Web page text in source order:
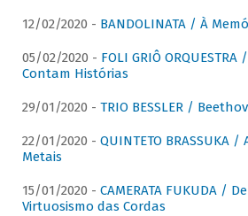
12/02/2020 - BANDOLINATA / À
05/02/2020 - FOLI GRIÔ ORQUESTRA
Contam Histórias
29/01/2020 - TRIO BESSLER /
22/01/2020 - QUINTETO BRASSUKA
Metais
15/01/2020 - CAMERATA FUKUDA /
Virtuosismo das Cordas